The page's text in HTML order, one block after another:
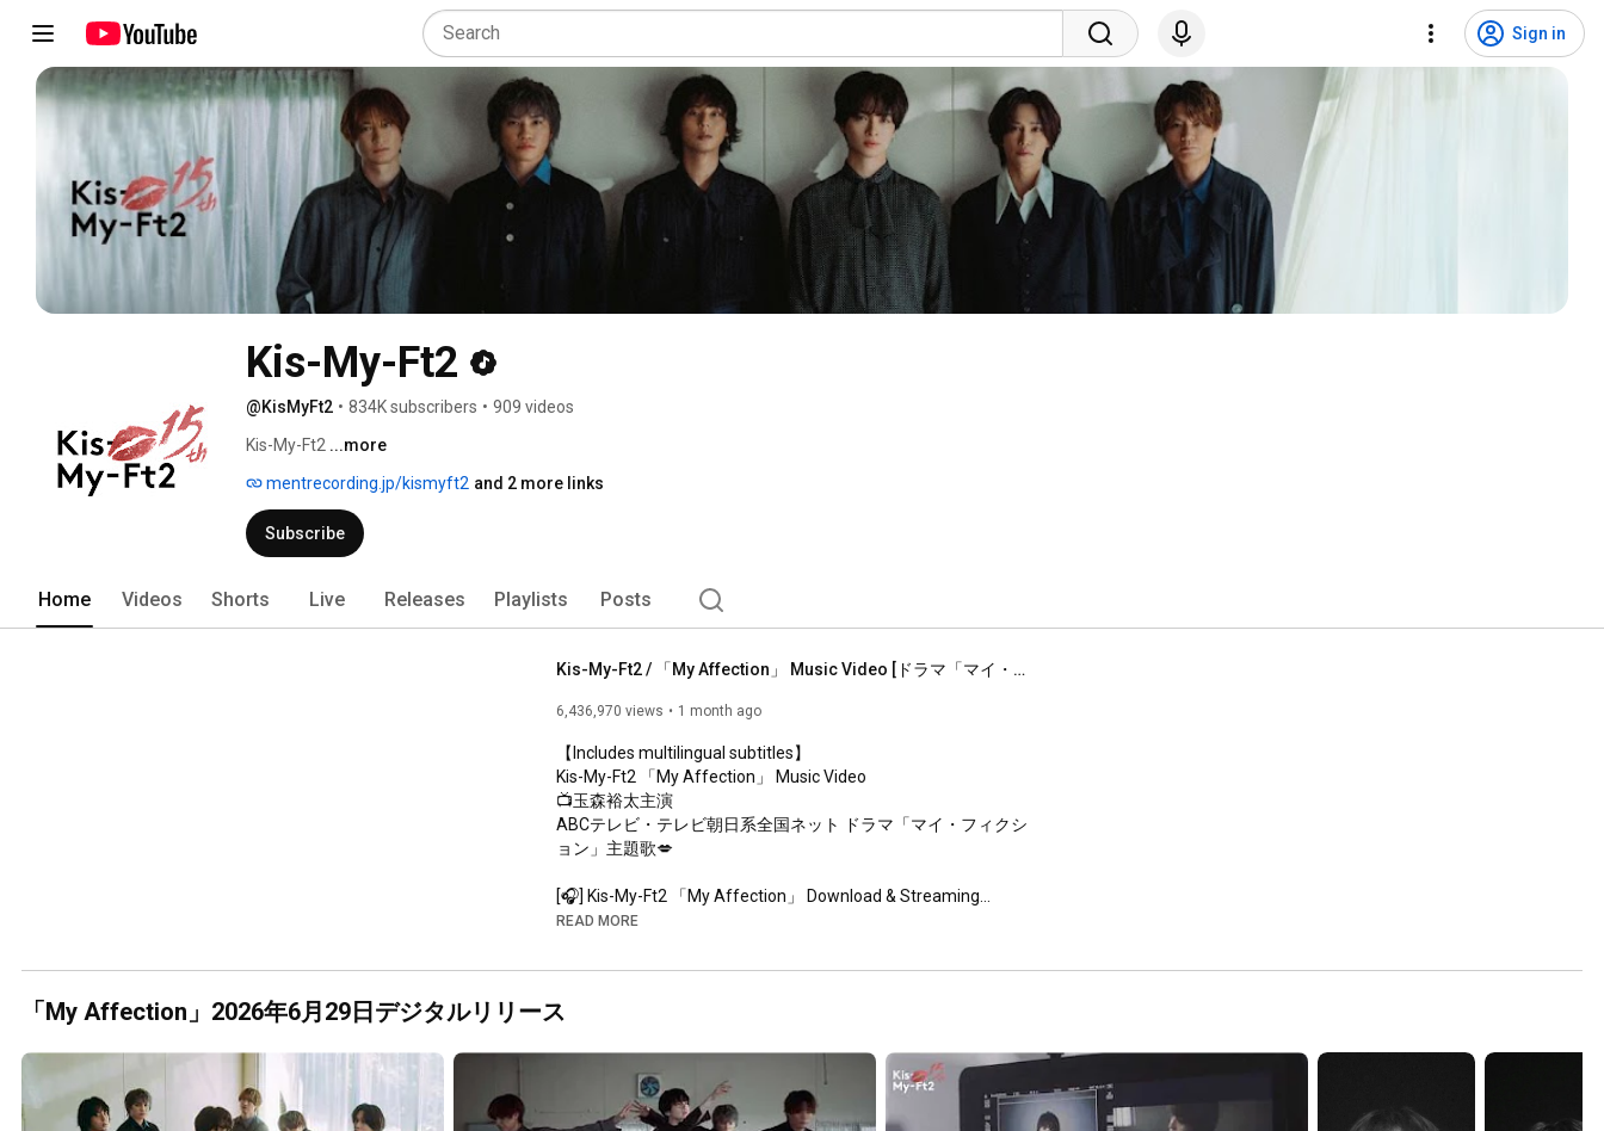
Sign in
Kis-My-Ft2
@KisMyFt2 • 834K subscribers • 909 videos
Kis-My-Ft2 ...more
mentrecording.jp/kismyft2 and 2 more links
Subscribe
Home Videos Shorts Live Releases Playlists Posts
Kis-My-Ft2 / 「My Affection」 Music Video [ドラマ「マイ・フィクション」主題歌]
6,436,970 views 1 month ago
【Includes multilingual subtitles】
Kis-My-Ft2 「My Affection」 Music Video
📺玉森裕太主演
ABCテレビ・テレビ朝日系全国ネット ドラマ「マイ・フィクシ
ョン」主題歌💋
https://kis-my-ft2.lnk.to/MyAffection
_______________________________________
＜ドラマ情報＞ 玉森裕太主演
2026年7月5日よる10時15分スタート　毎週日曜よる10時15分
放送終了後、TVerで見逃し配信 / U-NEXT、Prime Videoで全話
READ MORE
「My Affection」2026年6月29日デジタルリリース